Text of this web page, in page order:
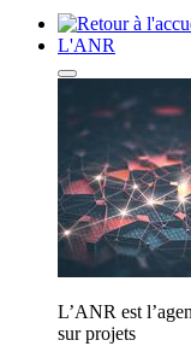
L'ANR
L’ANR est
sur projets